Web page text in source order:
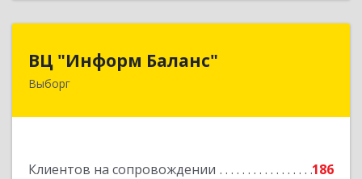
ВЦ "Информ Баланс"
Выборг
Клиентов на сопровождении
186
188800, Ленинградская обл, Выборгский р-н,